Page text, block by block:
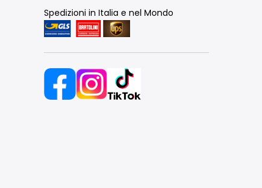
Spedizioni in Italia e nel Mondo